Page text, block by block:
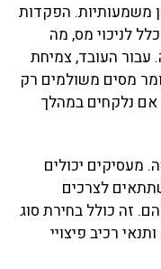
משמעותיות. הפקדות
לניכוי מס, מה
העובד, צמיחת
מסים משולמים רק
אם נלקחים במהלך
מעסיקים יכולים
לצרכים
זה כולל בחירת סוג
רכיב פיצויי